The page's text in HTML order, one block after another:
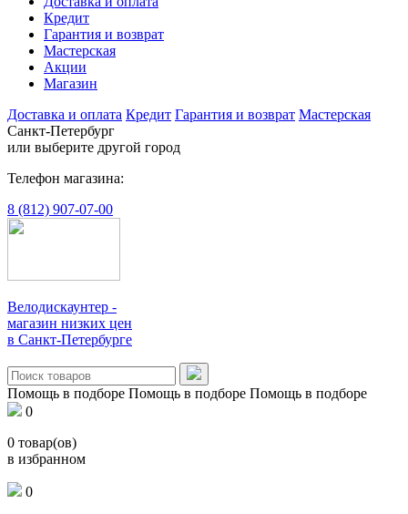
Кредит
Гарантия и возврат
Мастерская
Акции
Магазин
Доставка и оплата Кредит Гарантия и возврат Мастерская
Санкт-Петербург
или выберите другой город
Телефон магазина:
8 (812) 907-07-00
Велодискаунтер -
магазин низких цен
в Санкт-Петербурге
Помощь в подборе Помощь в подборе Помощь в подборе
0
0 товар(ов)
в избранном
0